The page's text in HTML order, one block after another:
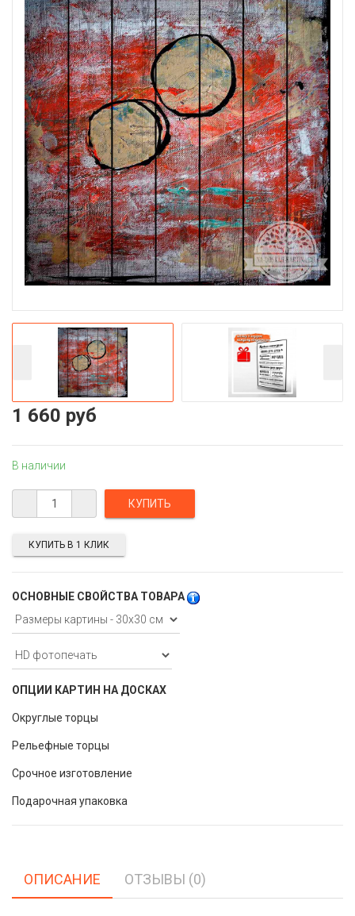
1 660 руб
В наличии
ОСНОВНЫЕ СВОЙСТВА ТОВАРА
ОПЦИИ КАРТИН НА ДОСКАХ
Округлые торцы
Рельефные торцы
Срочное изготовление
Подарочная упаковка
КУПИТЬ В 1 КЛИК
ОПИСАНИЕ ОТЗЫВЫ (0)